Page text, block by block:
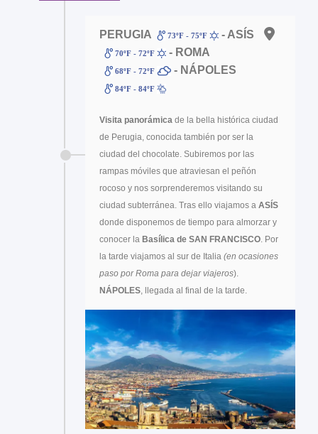
PERUGIA 73ºF - 75ºF - ASÍS
70ºF - 72ºF - ROMA
68ºF - 72ºF - NÁPOLES
84ºF - 84ºF
Visita panorámica de la bella histórica ciudad
de Perugia, conocida también por ser la
ciudad del chocolate. Subiremos por las
rampas móviles que atraviesan el peñón
rocoso y nos sorprenderemos visitando su
ciudad subterránea. Tras ello viajamos a ASÍS
donde disponemos de tiempo para almorzar y
conocer la Basílica de SAN FRANCISCO. Por
la tarde viajamos al sur de Italia (en ocasiones
paso por Roma para dejar viajeros).
NÁPOLES, llegada al final de la tarde.